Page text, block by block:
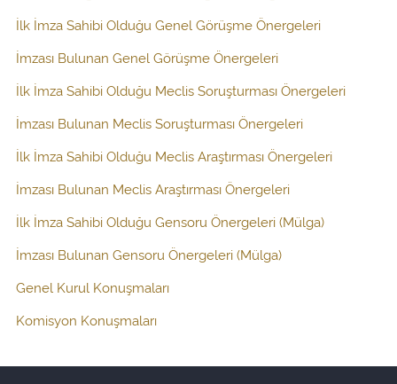
İlk İmza Sahibi Olduğu Genel Görüşme Önergeleri
İmzası Bulunan Genel Görüşme Önergeleri
İlk İmza Sahibi Olduğu Meclis Soruşturması Önergeleri
İmzası Bulunan Meclis Soruşturması Önergeleri
İlk İmza Sahibi Olduğu Meclis Araştırması Önergeleri
İmzası Bulunan Meclis Araştırması Önergeleri
İlk İmza Sahibi Olduğu Gensoru Önergeleri (Mülga)
İmzası Bulunan Gensoru Önergeleri (Mülga)
Genel Kurul Konuşmaları
Komisyon Konuşmaları